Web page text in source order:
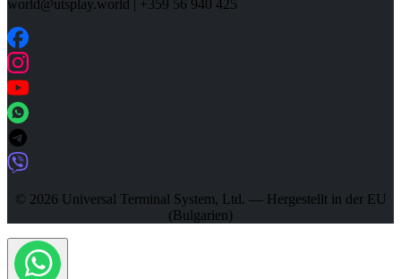
world@utsplay.world | +359 56 940 425
© 2026 Universal Terminal System, Ltd. — Hergestellt in der EU
(Bulgarien)